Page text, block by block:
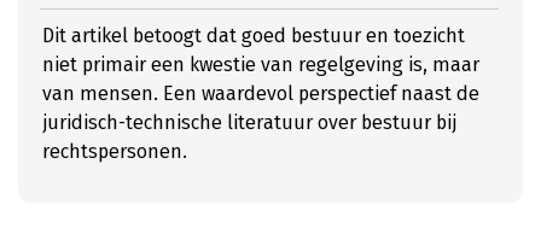
Dit artikel betoogt dat goed bestuur en toezicht
niet primair een kwestie van regelgeving is, maar
van mensen. Een waardevol perspectief naast de
juridisch-technische literatuur over bestuur bij
rechtspersonen.